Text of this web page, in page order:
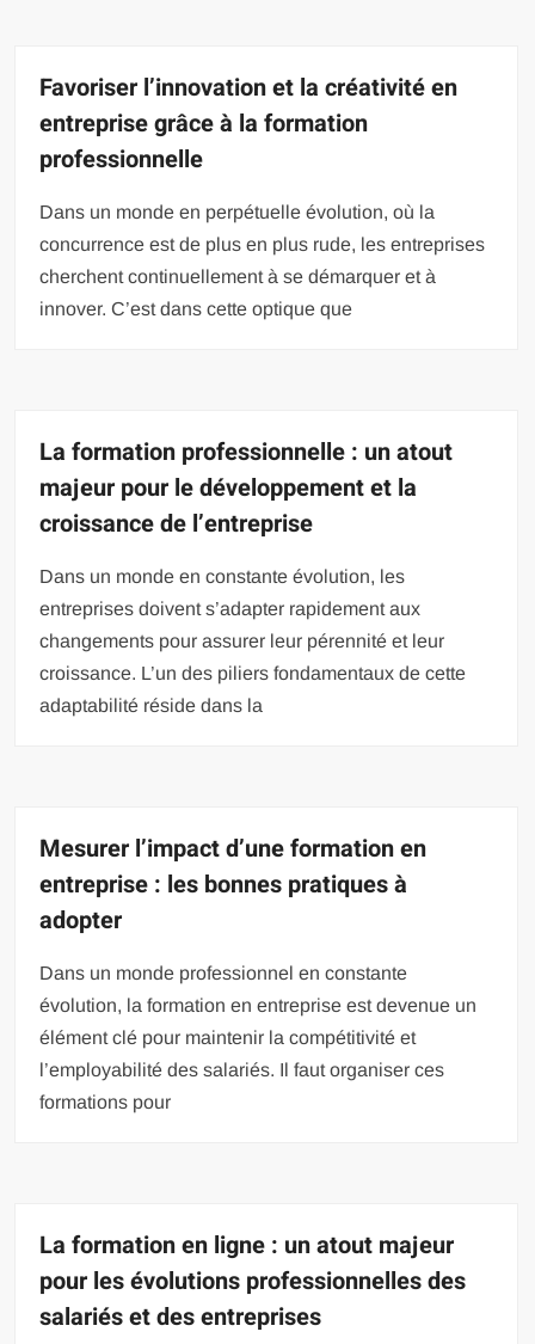
Favoriser l’innovation et la créativité en
entreprise grâce à la formation
professionnelle
Dans un monde en perpétuelle évolution, où la
concurrence est de plus en plus rude, les entreprises
cherchent continuellement à se démarquer et à
innover. C’est dans cette optique que
La formation professionnelle : un atout
majeur pour le développement et la
croissance de l’entreprise
Dans un monde en constante évolution, les
entreprises doivent s’adapter rapidement aux
changements pour assurer leur pérennité et leur
croissance. L’un des piliers fondamentaux de cette
adaptabilité réside dans la
Mesurer l’impact d’une formation en
entreprise : les bonnes pratiques à
adopter
Dans un monde professionnel en constante
évolution, la formation en entreprise est devenue un
élément clé pour maintenir la compétitivité et
l’employabilité des salariés. Il faut organiser ces
formations pour
La formation en ligne : un atout majeur
pour les évolutions professionnelles des
salariés et des entreprises